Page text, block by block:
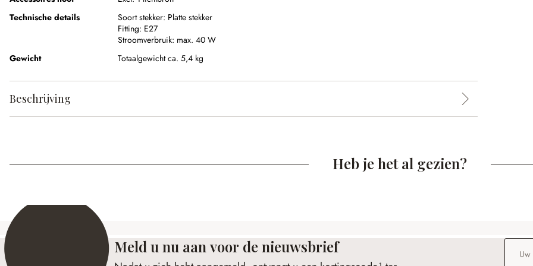
Technische details
Soort stekker: Platte stekker
Fitting: E27
Stroomverbruik: max. 40 W
Gewicht
Totaalgewicht ca. 5,4 kg
Beschrijving
Heb je het al gezien?
Meld u nu aan voor de nieuwsbrief E-